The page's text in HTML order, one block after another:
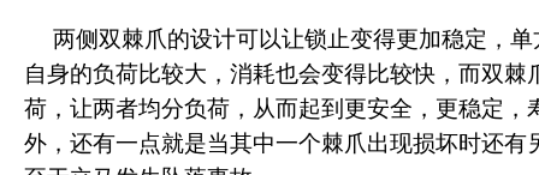
两侧双棘爪的设计可以让锁止变得更加稳定，
自身的负荷比较大，消耗也会变得比较快，而双棘
荷，让两者均分负荷，从而起到更安全，更稳定，
外，还有一点就是当其中一个棘爪出现损坏时还有